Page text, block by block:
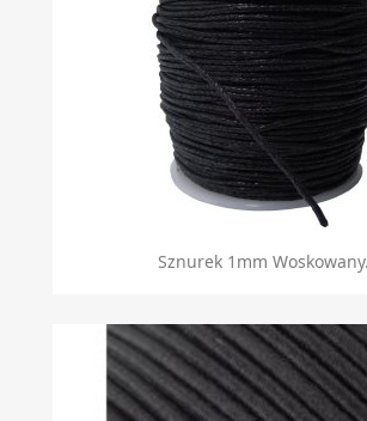
Sznurek 1mm